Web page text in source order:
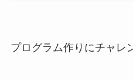
プログラム作りにチャレ